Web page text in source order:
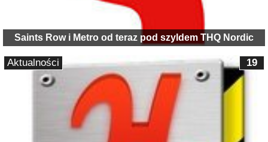
Saints Row i Metro od teraz pod szyldem THQ Nordic
19
Aktualności